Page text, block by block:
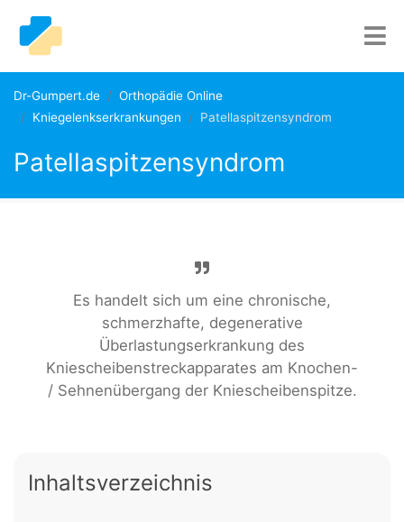
Dr-Gumpert.de
Orthopädie Online
Kniegelenkserkrankungen
Patellaspitzensyndrom
Patellaspitzensyndrom
Es handelt sich um eine chronische,
schmerzhafte, degenerative
Überlastungserkrankung des
Kniescheibenstreckapparates am Knochen-
/ Sehnenübergang der Kniescheibenspitze.
Inhaltsverzeichnis